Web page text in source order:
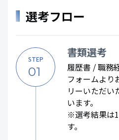
選考フロー
STEP
01
書類選考
履歴書 / 職務
フォームより
リーいただい
います。
※選考結果は
す。